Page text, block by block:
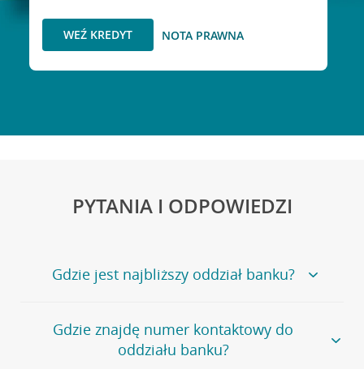
WEŹ KREDYT NOTA PRAWNA
PYTANIA I ODPOWIEDZI
Gdzie jest najbliższy oddział banku?
Jeśli szukasz oddziału naszego banku, zapraszamy na
stronęPlacówki i bankomaty, na której znajduje się
wygodna wyszukiwarka.
Gdzie znajdę numer kontaktowy do
oddziału banku?